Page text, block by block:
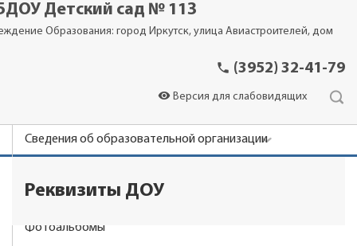
Детский сад № 113
Образования: город Иркутск, улица Авиастроителей, дом
phone (3952) 32-41-79
visibility Версия для слабовидящих
Сведения об образовательной организации
Родителям
Фотоальбомы
Реквизиты ДОУ